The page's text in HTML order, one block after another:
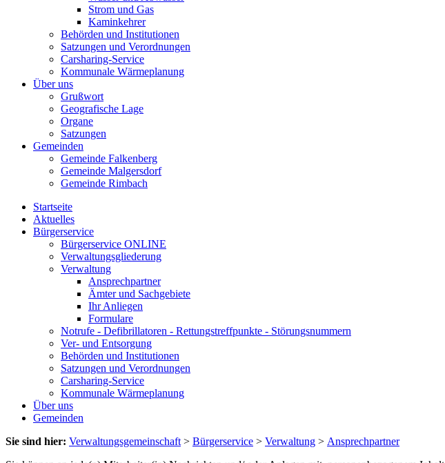
Strom und Gas
Kaminkehrer
Behörden und Institutionen
Satzungen und Verordnungen
Carsharing-Service
Kommunale Wärmeplanung
Über uns
Grußwort
Geografische Lage
Organe
Satzungen
Gemeinden
Gemeinde Falkenberg
Gemeinde Malgersdorf
Gemeinde Rimbach
Startseite
Aktuelles
Bürgerservice
Bürgerservice ONLINE
Verwaltungsgliederung
Verwaltung
Ansprechpartner
Ämter und Sachgebiete
Ihr Anliegen
Formulare
Notrufe - Defibrillatoren - Rettungstreffpunkte - Störungsnummern
Ver- und Entsorgung
Behörden und Institutionen
Satzungen und Verordnungen
Carsharing-Service
Kommunale Wärmeplanung
Über uns
Gemeinden
Sie sind hier: Verwaltungsgemeinschaft > Bürgerservice > Verwaltung > Ansprechpartner